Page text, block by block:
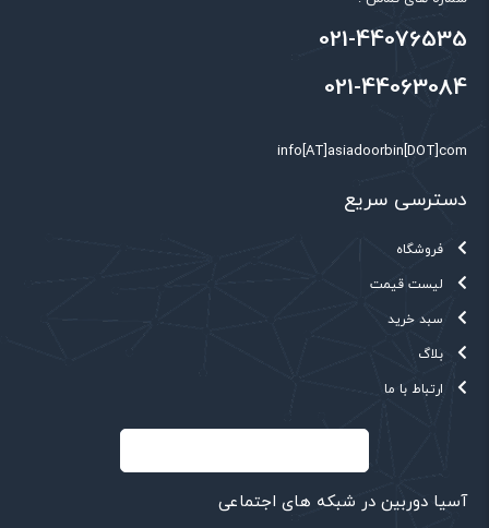
021-44076535
021-44063084
info[AT]asiadoorbin[DOT]com
دسترسی سریع
فروشگاه
لیست قیمت
سبد خرید
بلاگ
ارتباط با ما
آسیا دوربین در شبکه های اجتماعی